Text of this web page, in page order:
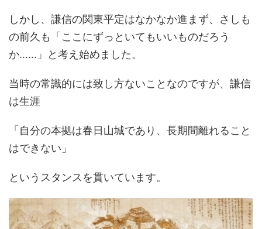
しかし、謙信の関東平定はなかなか進まず、さしも
の前久も「ここにずっといてもいいものだろう
か……」と考え始めました。
当時の常識的には致し方ないことなのですが、謙信
は生涯
「自分の本拠は春日山城であり、長期間離れること
はできない」
というスタンスを貫いています。